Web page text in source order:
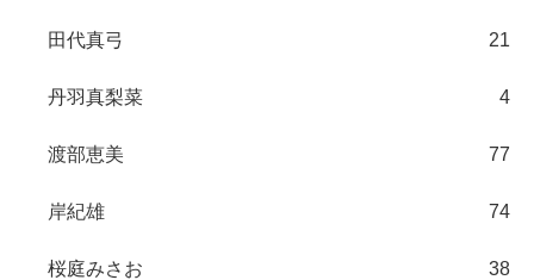
田代真弓 21
丹羽真梨菜 4
渡部恵美 77
岸紀雄 74
桜庭みさお 38